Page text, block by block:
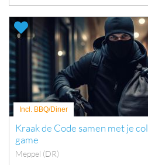
Incl. BBQ/Diner
Kraak de Code samen met je
game
Meppel (DR)